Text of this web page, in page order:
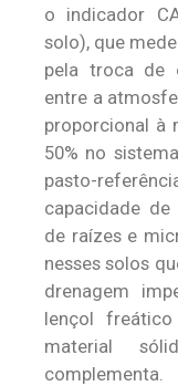
o indicador
solo), que
pela troca de
entre a
proporcional à
50% no
pasto-
capacidade
de raízes e
nesses solos
drenagem
lençol
material
complementa.